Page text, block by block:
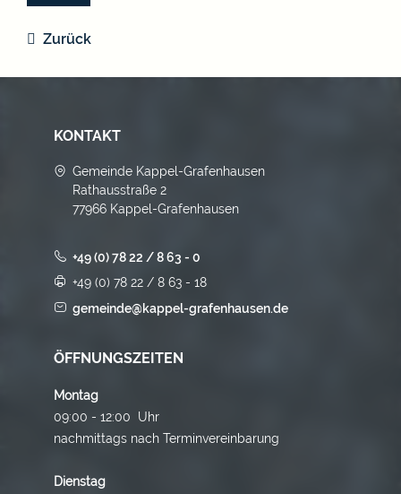
Zurück
KONTAKT
Gemeinde Kappel-Grafenhausen
Rathausstraße 2
77966 Kappel-Grafenhausen
+49 (0) 78 22 / 8 63 - 0
+49 (0) 78 22 / 8 63 - 18
gemeinde@kappel-grafenhausen.de
ÖFFNUNGSZEITEN
Montag
09:00 - 12:00 Uhr
nachmittags nach Terminvereinbarung
Dienstag